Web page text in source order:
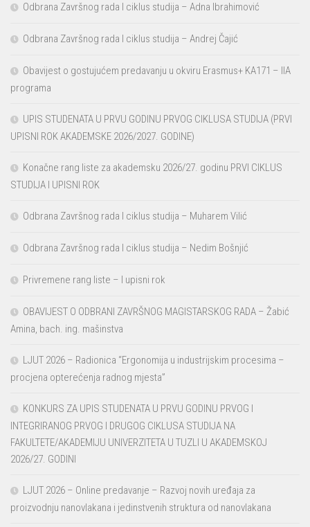
Odbrana Završnog rada I ciklus studija – Adna Ibrahimović
Odbrana Završnog rada I ciklus studija – Andrej Čajić
Obavijest o gostujućem predavanju u okviru Erasmus+ KA171 – IIA
programa
UPIS STUDENATA U PRVU GODINU PRVOG CIKLUSA STUDIJA (PRVI
UPISNI ROK AKADEMSKE 2026/2027. GODINE)
Konačne rang liste za akademsku 2026/27. godinu PRVI CIKLUS
STUDIJA I UPISNI ROK
Odbrana Završnog rada I ciklus studija – Muharem Vilić
Odbrana Završnog rada I ciklus studija – Nedim Bošnjić
Privremene rang liste – I upisni rok
OBAVIJEST O ODBRANI ZAVRŠNOG MAGISTARSKOG RADA – Žabić
Amina, bach. ing. mašinstva
LJUT 2026 – Radionica “Ergonomija u industrijskim procesima –
procjena opterećenja radnog mjesta”
KONKURS ZA UPIS STUDENATA U PRVU GODINU PRVOG I
INTEGRIRANOG PRVOG I DRUGOG CIKLUSA STUDIJA NA
FAKULTETE/AKADEMIJU UNIVERZITETA U TUZLI U AKADEMSKOJ
2026/27. GODINI
LJUT 2026 – Online predavanje – Razvoj novih uređaja za
proizvodnju nanovlakana i jedinstvenih struktura od nanovlakana